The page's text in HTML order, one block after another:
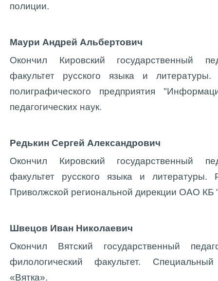
полиции.
Маури Андрей Альбертович
Окончил Кировский государственный
факультет русского языка и литературы.
полиграфического предприятия
педагогических наук.
Редькин Сергей Александрович
Окончил Кировский государственный
факультет русского языка и литературы.
Приволжской региональной дирекции ОАО КБ
Швецов Иван Николаевич
Окончил Вятский государственный
филологический факультет.
«Вятка».